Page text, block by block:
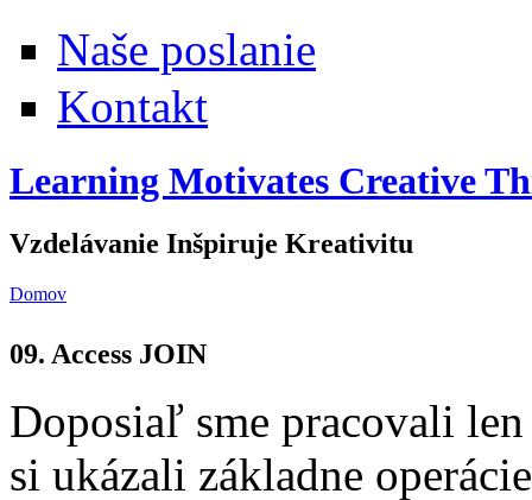
Naše poslanie
Kontakt
Learning Motivates Creative
Vzdelávanie Inšpiruje Kreativitu
Domov
09. Access JOIN
Doposiaľ sme pracovali
si ukázali základne